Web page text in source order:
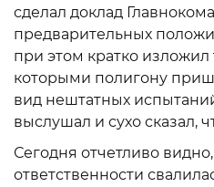
сделал доклад
предварительных
при этом кратко изложил
которыми полигону
вид нештатных
выслушал и сухо сказал,
Сегодня отчетливо
ответственности